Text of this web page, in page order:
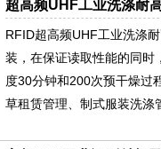
超高频UHF工业洗涤耐
RFID超高频UHF工业洗涤
装，在保证读取性能的同时
度30分钟和200次预干燥过
草租赁管理、制式服装洗涤